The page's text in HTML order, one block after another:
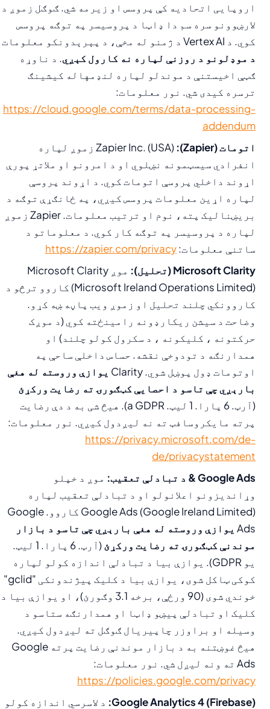
اروپایی اتحادیه کې پروسس او زیرمه شي. ګوګل زموږ د
لارښوونو سره سم دا ډاټا د پروسیسر په توګه پروسس
کوي. د Vertex AI د ژمنو له مخې، د پېرېدونکو معلومات
د موډلونو د روزنې لپاره نه کارول کېږي. د ناوړه
ګټې اخیستنې د موندلو لپاره لنډمهاله کیشینګ
ترسره کیدی شي. نور معلومات:
https://cloud.google.com/terms/data-processing-
addendum
اتومات (Zapier):
Zapier Inc. (USA) زموږ لپاره
انفرادي سیسټمونه نښلوي او د امرونو او ملاتړ پورې
اړوند داخلي پروسې اتومات کوي. د اړوند پروسې
لپاره اړین معلومات پروسس کیږي، په ځانګړې توګه د
بریښنالیک پته، نوم او ترتیب معلومات. Zapier زموږ
لپاره د پروسیسر په توګه کار کوي. د معلوماتو د
ساتنې معلومات:https://zapier.com/privacy
Microsoft Clarity (تحلیل):
موږ Microsoft Clarity
(Microsoft Ireland Operations Limited) کاروو ترڅو د
کاروونکي چلند تحلیل او زموږ ویب پاڼه ښه کړو.
وضاحت د سیشن ریکارډونه رامینځته کوي (د موږک
حرکتونه ، کلیکونه ، د سکرول کولو چلند) او
همدارنګه د تودوخې نقشه. حساس داخلې ساحې په
اوتومات ډول پوښل شوي. Clarity
یوازې وروسته له هغې
بارېږي چې تاسو د احصایې کټګورۍ ته رضایت ورکړئ
(آرټ. 6 پارا. 1 لیټ. a GDPR). هیڅ شی به د دې رضایت
پرته مایکروسافټ ته نه لیږدول کیږي. نور معلومات:
https://privacy.microsoft.com/de-
de/privacystatement
Google Ads & د تبادلې تعقیب:
موږ د خپلو
وړاندیزونو اعلانولو او د تبادلې تعقیب لپاره
Google Ads (Google Ireland Limited) کاروو. Google
Ads یوازې وروسته له هغې بارېږي چې تاسو د بازار
موندنې کټګورۍ ته رضایت ورکړئ
(آرټ. 6 پارا. 1 لیټ.
یو GDPR). یوازې بیا د تبادلې اندازه کولو لپاره
کوکی ټاکل شوی، یوازې بیا د کلیک پیژندونکی "gclid"
خوندي شوی (90 ورځې، برخه 3.1 وګورئ)، او یوازې بیا د
کلیک او تبادلې پیښو ډاټا او همدارنګه ستاسو د
وسیله او براوزر چاپیریال ګوګل ته لیږدول کیږي.
هیڅ غوښتنه به د بازار موندنې رضایت پرته Google
Ads ته ونه لیږل شي. نور معلومات:
https://policies.google.com/privacy
Google Analytics 4 (Firebase): د لاسرسي اندازه کولو